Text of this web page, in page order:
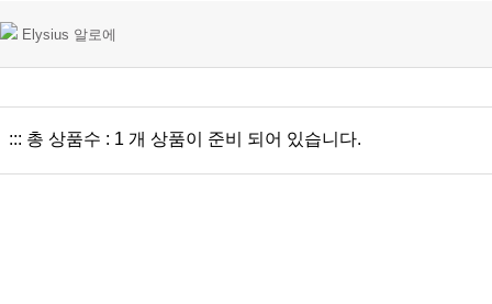
Elysius 알로에
::: 총 상품수 : 1 개 상품이 준비 되어 있습니다.